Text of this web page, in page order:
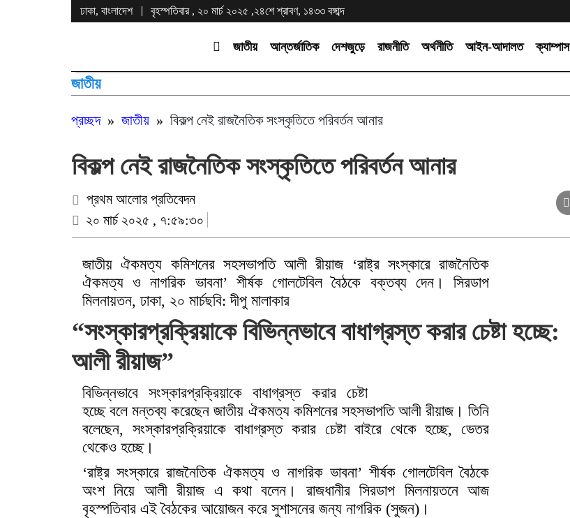
ঢাকা, বাংলাদেশ বৃহস্পতিবার , ২০ মার্চ ২০২৫ ,২৪শে শ্রাবণ, ১৪৩৩ বঙ্গাব্দ
জাতীয় আন্তর্জাতিক দেশজুড়ে রাজনীতি অর্থনীতি আইন-আদালত ক্যাম্পাস
জাতীয়
প্রচ্ছদ» জাতীয় » বিকল্প নেই রাজনৈতিক সংস্কৃতিতে পরিবর্তন আনার
বিকল্প নেই রাজনৈতিক সংস্কৃতিতে পরিবর্তন আনার
প্রথম আলোর প্রতিবেদন
২০ মার্চ ২০২৫ , ৭:৫৯:৩০
জাতীয় ঐকমত্য কমিশনের সহসভাপতি আলী রীয়াজ ‘রাষ্ট্র সংস্কারে রাজনৈতিক
ঐকমত্য ও নাগরিক ভাবনা’ শীর্ষক গোলটেবিল বৈঠকে বক্তব্য দেন। সিরডাপ
মিলনায়তন, ঢাকা, ২০ মার্চছবি: দীপু মালাকার
“সংস্কারপ্রক্রিয়াকে বিভিন্নভাবে বাধাগ্রস্ত করার চেষ্টা হচ্ছে:
আলী রীয়াজ”
বিভিন্নভাবে সংস্কারপ্রক্রিয়াকে বাধাগ্রস্ত করার চেষ্টা
হচ্ছে বলে মন্তব্য করেছেন জাতীয় ঐকমত্য কমিশনের সহসভাপতি আলী রীয়াজ। তিনি
বলেছেন, সংস্কারপ্রক্রিয়াকে বাধাগ্রস্ত করার চেষ্টা বাইরে থেকে হচ্ছে, ভেতর
থেকেও হচ্ছে।
‘রাষ্ট্র সংস্কারে রাজনৈতিক ঐকমত্য ও নাগরিক ভাবনা’ শীর্ষক গোলটেবিল বৈঠকে
অংশ নিয়ে আলী রীয়াজ এ কথা বলেন। রাজধানীর সিরডাপ মিলনায়তনে আজ
বৃহস্পতিবার এই বৈঠকের আয়োজন করে সুশাসনের জন্য নাগরিক (সুজন)।